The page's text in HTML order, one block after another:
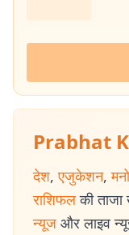
Prabhat
देश, एजुकेशन,
राशिफल की ताजा
न्यूज और लाइव